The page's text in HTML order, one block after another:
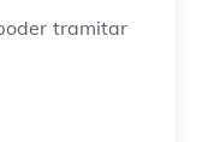
tramitar